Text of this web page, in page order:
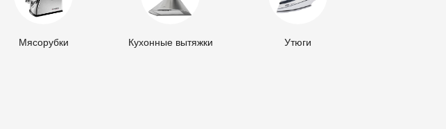
Мясорубки Кухонные вытяжки Утюги